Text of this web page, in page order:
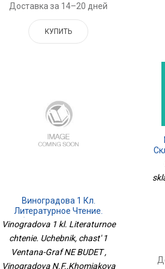
Доставка за 14–20 дней
КУПИТЬ
Виноградова 1 Кл.
Литературное Чтение.
Учебник, Часть 1 Вентана-
Vinogradova 1 kl. Literaturnoe
chtenie. Uchebnik, chast' 1
Ventana-Graf NE BUDET ,
Vinogradova N.F.,Khomiakova